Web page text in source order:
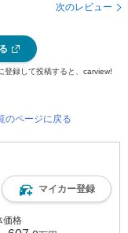
次のレビュー
録して投稿すると、carview!
のページに戻る
マイカー登録
価格